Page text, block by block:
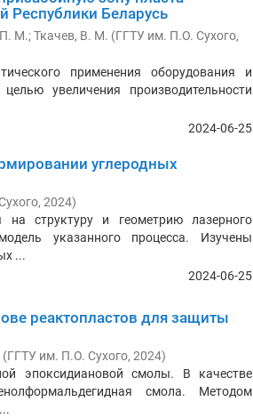
Республики Беларусь
М.;Ткачев, В. М. (ГГТУ им. П.О. Сухого,
применения оборудования и
увеличения производительности
2024-06-25
углеродных
, 2024)
на структуру и геометрию лазерного
указанного процесса. Изучены
...
2024-06-25
реактопластов для защиты
(ГГТУ им. П.О. Сухого, 2024)
эпоксидиановой смолы. В качестве
смола. Методом